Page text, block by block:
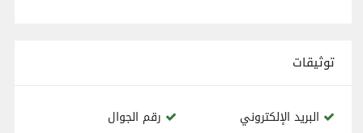
توثيقات
البريد الإلكتروني
رقم الجوال